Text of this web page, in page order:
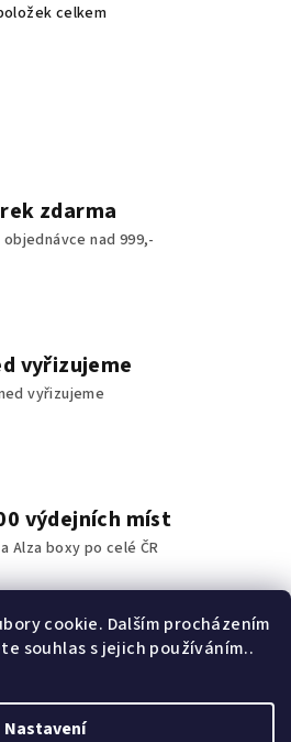
cookie. Dalším procházením
souhlas s jejich používáním..
Nastavení
O
í
p
r
v
ý
p
celkem
zdarma
nad 999,-
vyřizujeme
vyřizujeme
výdejních míst
Alza boxy po celé ČR
skladem
máme skladem